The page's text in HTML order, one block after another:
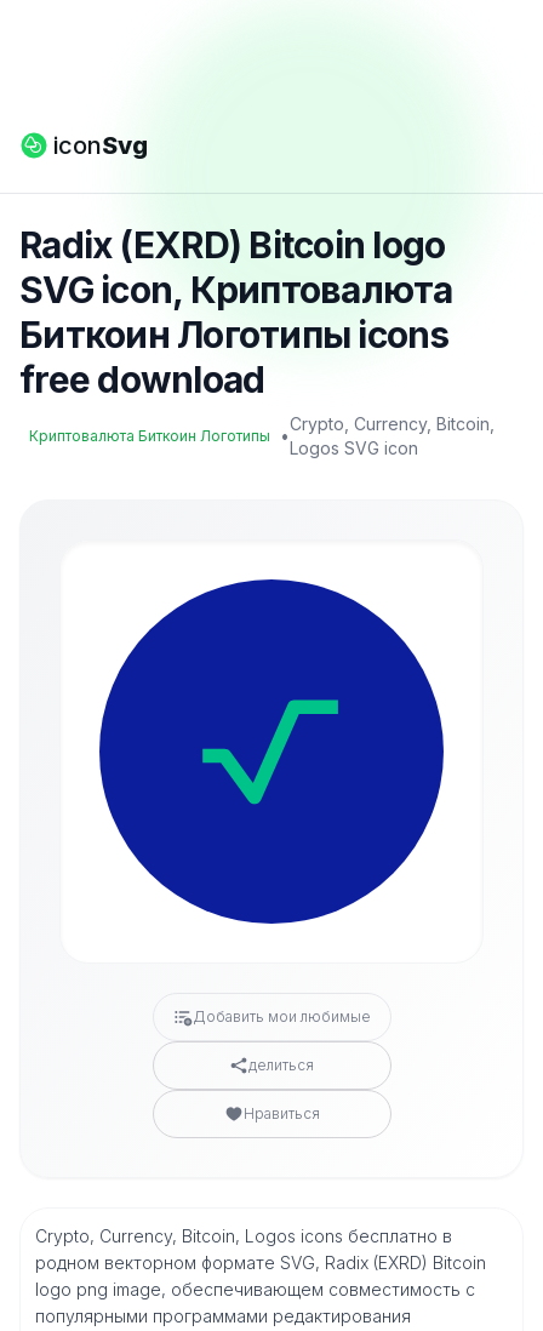
iconSvg
Radix (EXRD) Bitcoin logo
SVG icon, Криптовалюта
Биткоин Логотипы icons
free download
Криптовалюта Биткоин Логотипы •
Crypto, Currency, Bitcoin,
Logos SVG icon
Добавить мои любимые
делиться
Нравиться
Crypto, Currency, Bitcoin, Logos icons бесплатно в
родном векторном формате SVG, Radix (EXRD) Bitcoin
logo png image, обеспечивающем совместимость с
популярными программами редактирования